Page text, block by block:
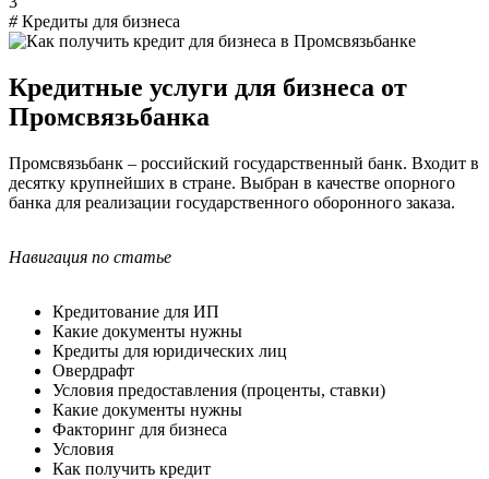
# Кредиты для бизнеса
Кредитные услуги для бизнеса от
Промсвязьбанка
Промсвязьбанк – российский государственный банк. Входит в
десятку крупнейших в стране. Выбран в качестве опорного
банка для реализации государственного оборонного заказа.
Навигация по статье
Кредитование для ИП
Какие документы нужны
Кредиты для юридических лиц
Овердрафт
Условия предоставления (проценты, ставки)
Какие документы нужны
Факторинг для бизнеса
Условия
Как получить кредит